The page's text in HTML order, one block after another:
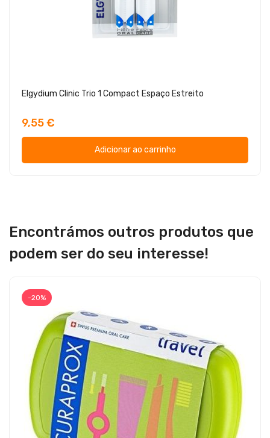
Elgydium Clinic Trio 1 Compact Espaço Estreito
9,55 €
Adicionar ao carrinho
Encontrámos outros produtos que
podem ser do seu interesse!
-20%